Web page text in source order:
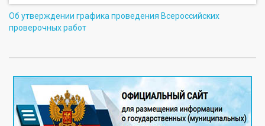
Об утверждении графика проведения Всероссийских
проверочных работ